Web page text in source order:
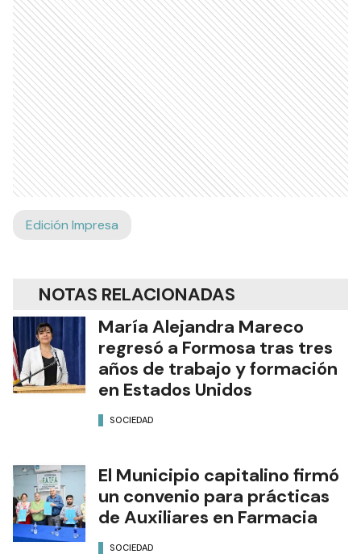
Edición Impresa
NOTAS RELACIONADAS
María Alejandra Mareco
regresó a Formosa tras tres
años de trabajo y formación
en Estados Unidos
SOCIEDAD
El Municipio capitalino firmó
un convenio para prácticas
de Auxiliares en Farmacia
SOCIEDAD